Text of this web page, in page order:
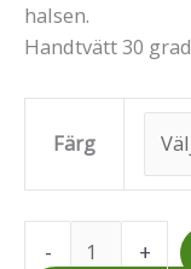
halsen.
Handtvätt 30
Färg
- +